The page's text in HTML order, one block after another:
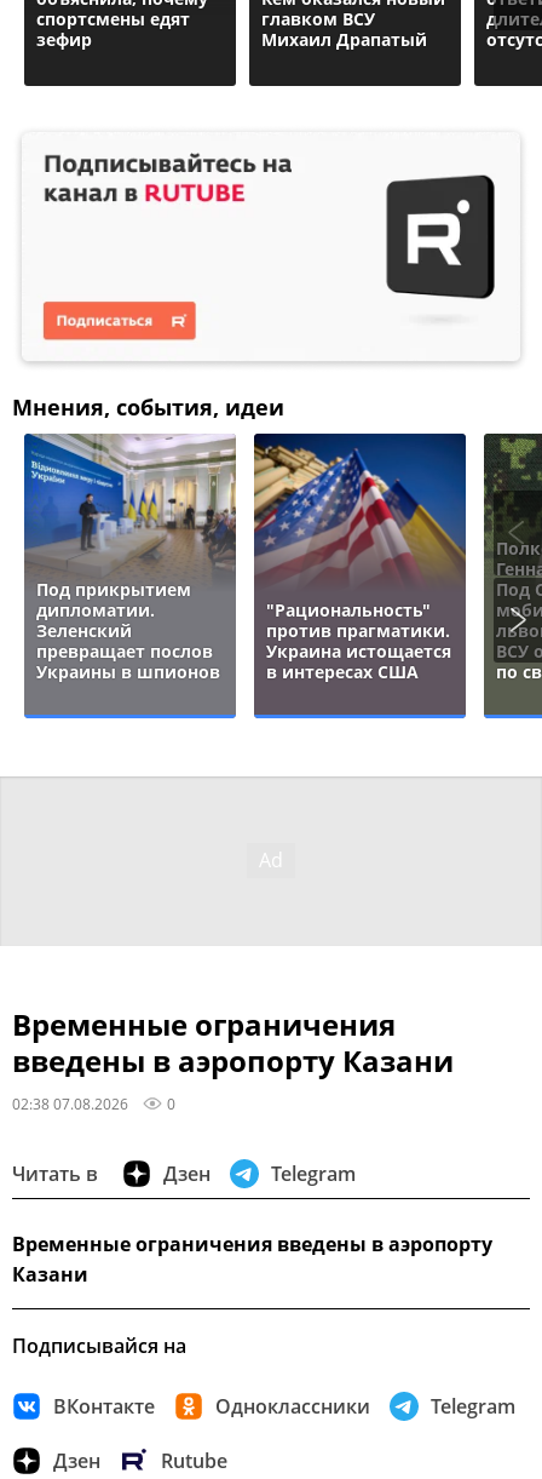
спортсмены едят
зефир
главком ВСУ
Михаил Драпатый
Мнения, события, идеи
Под прикрытием
дипломатии.
Зеленский
превращает послов
Украины в шпионов
"Рациональность"
против прагматики.
Украина истощается
в интересах США
Под
ВСУ
по
Временные ограничения
введены в аэропорту Казани
02:38 07.08.2026 0
Читать в Дзен Telegram
Временные ограничения введены в аэропорту
Казани
Подписывайся на
ВКонтакте Одноклассники Telegram
Дзен Rutube